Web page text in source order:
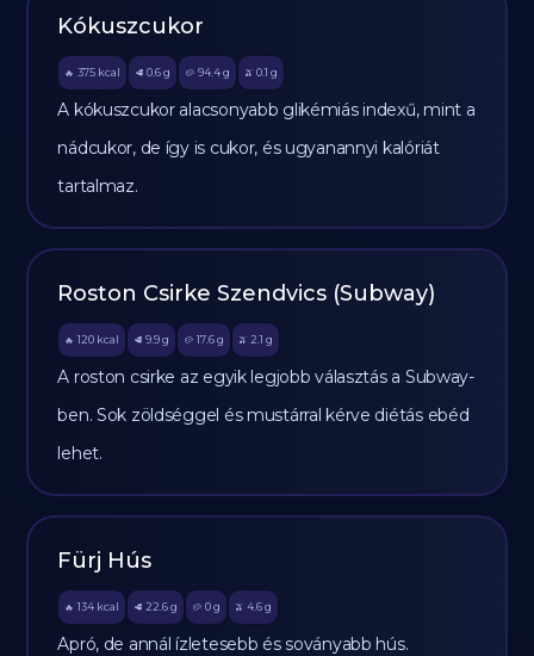
Kókuszcukor
🔥 375 kcal 🥩 0.6 g 🥔 94.4g 🫒 0.1 g
A kókuszcukor alacsonyabb glikémiás indexű, mint a
nádcukor, de így is cukor, és ugyanannyi kalóriát
tartalmaz.
Roston Csirke Szendvics (Subway)
🔥 120 kcal 🥩 9.9 g 🥔 17.6g 🫒 2.1 g
A roston csirke az egyik legjobb választás a Subway-
ben. Sok zöldséggel és mustárral kérve diétás ebéd
lehet.
Fürj Hús
🔥 134 kcal 🥩 22.6 g 🥔 0g 🫒 4.6 g
Apró, de annál ízletesebb és soványabb hús.